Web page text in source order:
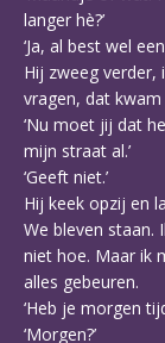
langer hè?’
‘Ja, al best wel
Hij zweeg verder,
vragen, dat
‘Nu moet jij dat
mijn straat al.’
‘Geeft niet.’
Hij keek opzij en
We bleven staan.
niet hoe. Maar ik
alles gebeuren.
‘Heb je morgen
‘Morgen?’